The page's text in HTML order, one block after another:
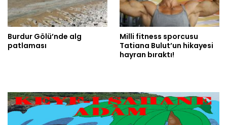
Burdur Gölü’nde alg
patlaması
Milli fitness sporcusu
Tatiana Bulut’un hikayesi
hayran bıraktı!